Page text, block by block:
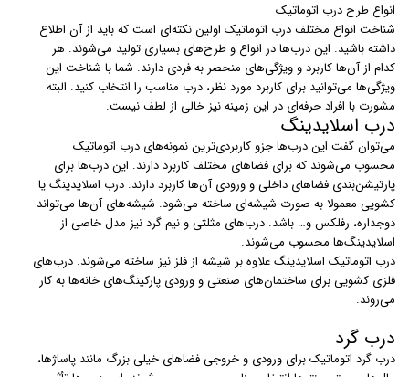
انواع طرح درب اتوماتیک
شناخت انواع مختلف درب اتوماتیک اولین نکته‌ای است که باید از آن اطلاع
داشته باشید. این درب‌ها در انواع و طرح‌های بسیاری تولید می‌شوند. هر
کدام از آن‌ها کاربرد و ویژگی‌های منحصر به فردی دارند. شما با شناخت این
ویژگی‌ها می‌توانید برای کاربرد مورد نظر، درب مناسب را انتخاب کنید. البته
مشورت با افراد حرفه‌ای در این زمینه نیز خالی از لطف نیست.
درب اسلایدینگ
می‌توان گفت این درب‌ها جزو کاربردی‌ترین نمونه‌های درب اتوماتیک
محسوب می‌شوند که برای فضاهای مختلف کاربرد دارند. این درب‌ها برای
پارتیشن‌بندی فضاهای داخلی و ورودی آن‌ها کاربرد دارند. درب‌ اسلایدینگ یا
کشویی معمولا به صورت شیشه‌ای ساخته می‌شود. شیشه‌های آن‌ها می‌تواند
دوجداره، رفلکس و… باشد. درب‌های مثلثی و نیم گرد نیز مدل خاصی از
اسلایدینگ‌ها محسوب می‌شوند.
درب‌ اتوماتیک اسلایدینگ علاوه بر شیشه از فلز نیز ساخته می‌شوند. درب‌های
فلزی کشویی برای ساختمان‌های صنعتی و ورودی پارکینگ‌های خانه‌ها به کار
می‌روند.
درب گرد
درب‌ گرد اتوماتیک برای ورودی و خروجی فضاهای خیلی بزرگ مانند پاساژ‌ها،